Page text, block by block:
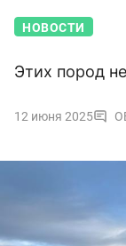
НОВОСТИ
Этих пород
12 июня 2025